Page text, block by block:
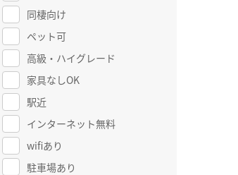
同棲向け
ペット可
高級・ハイグレード
家具なしOK
駅近
インターネット無料
wifiあり
駐車場あり